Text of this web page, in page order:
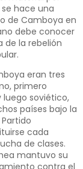
hace una
de Camboya en
debe conocer
de la rebelión
eran tres
primero
luego soviético,
países bajo la
cada
de clases.
mantuvo su